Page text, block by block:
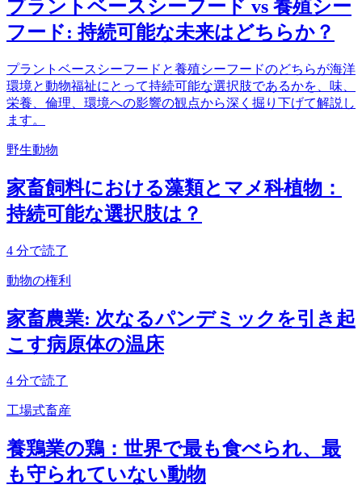
プラントベースシーフード vs 養殖シー
フード: 持続可能な未来はどちらか？
プラントベースシーフードと養殖シーフードのどちらが海洋
環境と動物福祉にとって持続可能な選択肢であるかを、味、
栄養、倫理、環境への影響の観点から深く掘り下げて解説し
ます。
野生動物
家畜飼料における藻類とマメ科植物：
持続可能な選択肢は？
4 分で読了
動物の権利
家畜農業: 次なるパンデミックを引き起
こす病原体の温床
4 分で読了
工場式畜産
養鶏業の鶏：世界で最も食べられ、最
も守られていない動物